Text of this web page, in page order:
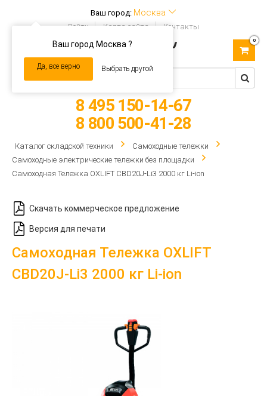
Ваш город: Москва
Ваш город Москва ?
Да, все верно Выбрать другой
Войти Карта сайта Контакты
navigation
0
8 495 150-14-67
8 800 500-41-28
Каталог складской техники
Самоходные тележки
Самоходные электрические тележки без площадки
Самоходная Тележка OXLIFT CBD20J-Li3 2000 кг Li-ion
Скачать коммерческое предложение
Версия для печати
Самоходная Тележка OXLIFT
CBD20J-Li3 2000 кг Li-ion